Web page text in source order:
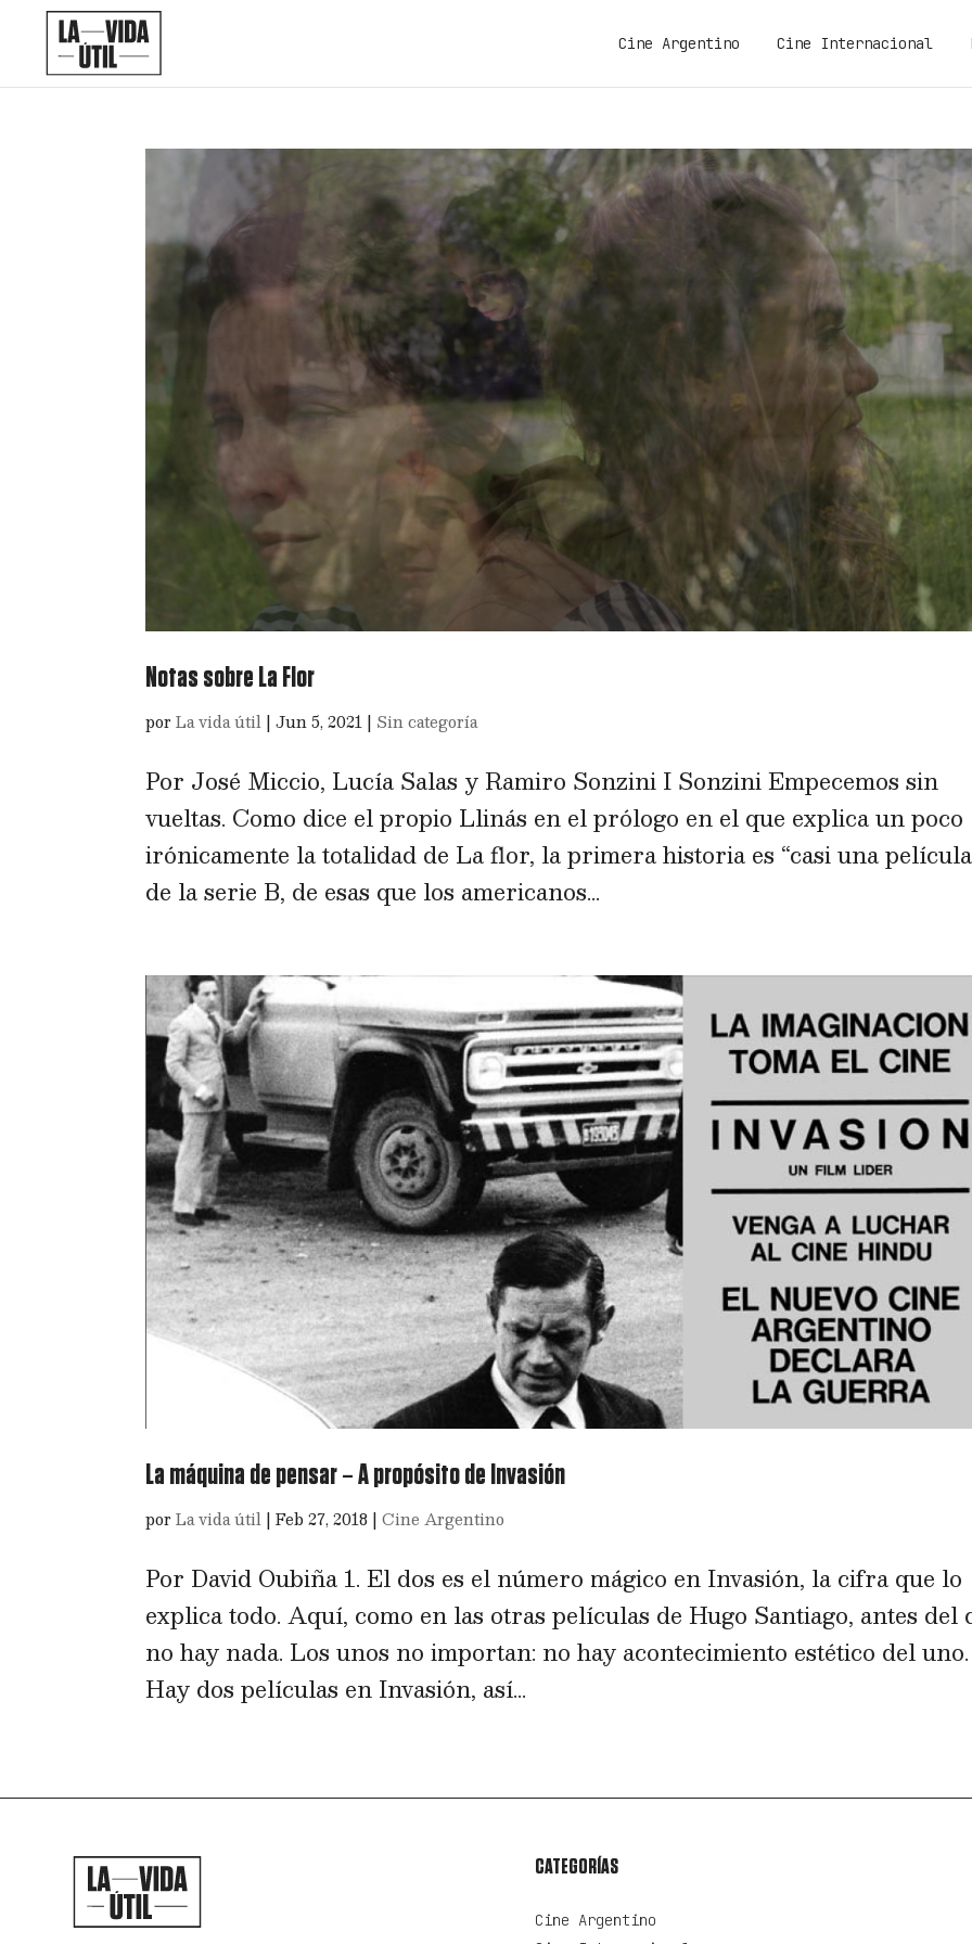
Cine Argentino Cine Internacional
Notas sobre La Flor
porLa vida útil |Jun 5, 2021 | Sin categoría
Por José Miccio, Lucía Salas y Ramiro Sonzini I Sonzini Empecemos sin
vueltas. Como dice el propio Llinás en el prólogo en el que explica un poco
irónicamente la totalidad de La flor, la primera historia es “casi una película
de la serie B, de esas que los americanos...
La máquina de pensar – A propósito de Invasión
porLa vida útil |Feb 27, 2018 |Cine Argentino
Por David Oubiña 1. El dos es el número mágico en Invasión, la cifra que lo
explica todo. Aquí, como en las otras películas de Hugo Santiago, antes del
no hay nada. Los unos no importan: no hay acontecimiento estético del uno.
Hay dos películas en Invasión, así...
CATEGORÍAS
Cine Argentino